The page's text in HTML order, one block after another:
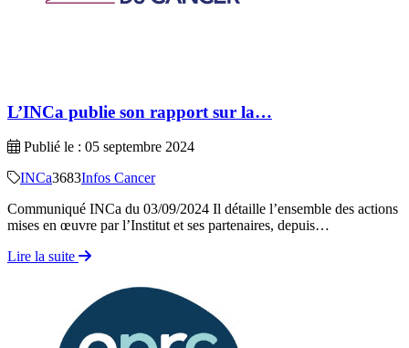
L’INCa publie son rapport sur la…
Publié le : 05 septembre 2024
INCa3683Infos Cancer
Communiqué INCa du 03/09/2024 Il détaille l’ensemble des actions
mises en œuvre par l’Institut et ses partenaires, depuis…
Lire la suite